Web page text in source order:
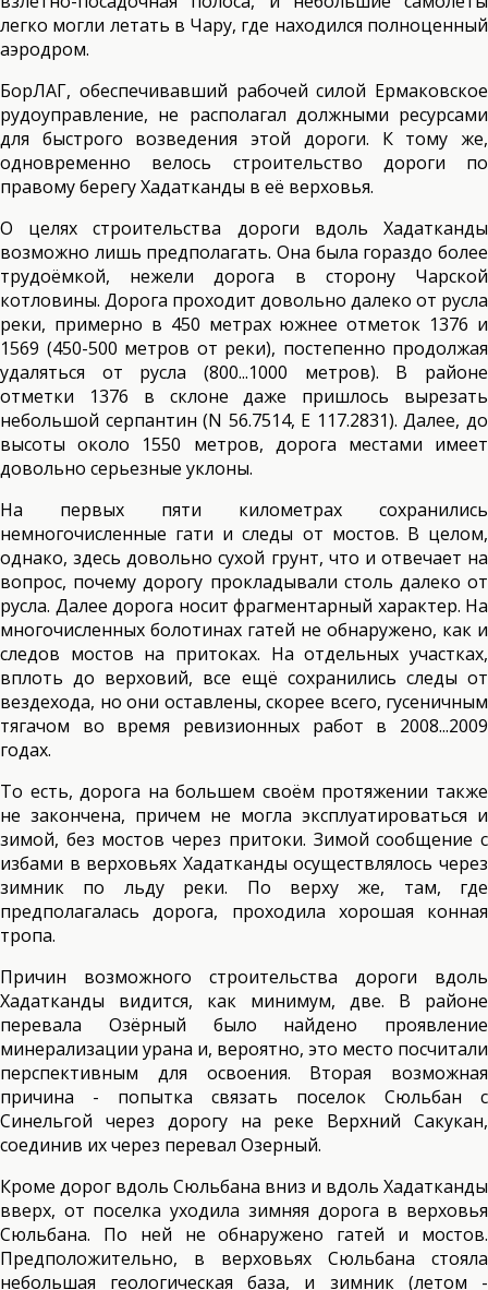
легко могли летать в Чару, где находился полноценный
аэродром.
БорЛАГ, обеспечивавший рабочей силой Ермаковское
рудоуправление, не располагал должными ресурсами
для быстрого возведения этой дороги. К тому же,
одновременно велось строительство дороги по
правому берегу Хадатканды в её верховья.
О целях строительства дороги вдоль Хадатканды
возможно лишь предполагать. Она была гораздо более
трудоёмкой, нежели дорога в сторону Чарской
котловины. Дорога проходит довольно далеко от русла
реки, примерно в 450 метрах южнее отметок 1376 и
1569 (450-500 метров от реки), постепенно продолжая
удаляться от русла (800...1000 метров). В районе
отметки 1376 в склоне даже пришлось вырезать
небольшой серпантин (N 56.7514, Е 117.2831). Далее, до
высоты около 1550 метров, дорога местами имеет
довольно серьезные уклоны.
На первых пяти километрах сохранились
немногочисленные гати и следы от мостов. В целом,
однако, здесь довольно сухой грунт, что и отвечает на
вопрос, почему дорогу прокладывали столь далеко от
русла. Далее дорога носит фрагментарный характер. На
многочисленных болотинах гатей не обнаружено, как и
следов мостов на притоках. На отдельных участках,
вплоть до верховий, все ещё сохранились следы от
вездехода, но они оставлены, скорее всего, гусеничным
тягачом во время ревизионных работ в 2008...2009
годах.
То есть, дорога на большем своём протяжении также
не закончена, причем не могла эксплуатироваться и
зимой, без мостов через притоки. Зимой сообщение с
избами в верховьях Хадатканды осуществлялось через
зимник по льду реки. По верху же, там, где
предполагалась дорога, проходила хорошая конная
тропа.
Причин возможного строительства дороги вдоль
Хадатканды видится, как минимум, две. В районе
перевала Озёрный было найдено проявление
минерализации урана и, вероятно, это место посчитали
перспективным для освоения. Вторая возможная
причина - попытка связать поселок Сюльбан с
Синельгой через дорогу на реке Верхний Сакукан,
соединив их через перевал Озерный.
Кроме дорог вдоль Сюльбана вниз и вдоль Хадатканды
вверх, от поселка уходила зимняя дорога в верховья
Сюльбана. По ней не обнаружено гатей и мостов.
Предположительно, в верховьях Сюльбана стояла
небольшая геологическая база, и зимник (летом -